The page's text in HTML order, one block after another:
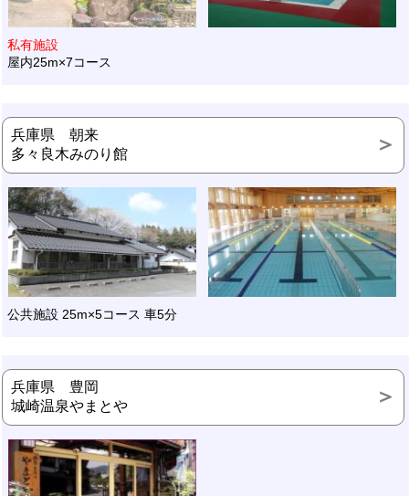
私有施設
屋内25m×7コース
兵庫県 朝来
多々良木みのり館
公共施設 25m×5コース 車5分
兵庫県 豊岡
城崎温泉やまとや